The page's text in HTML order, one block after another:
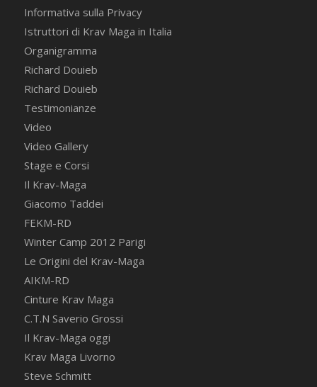
Informativa sulla Privacy
Istruttori di Krav Maga in Italia
Organigramma
Richard Douieb
Richard Douieb
Testimonianze
Video
Video Gallery
Stage e Corsi
Il Krav-Maga
Giacomo Taddei
FEKM-RD
Winter Camp 2012 Parigi
Le Origini del Krav-Maga
AIKM-RD
Cinture Krav Maga
C.T.N Saverio Grossi
Il Krav-Maga oggi
Krav Maga Livorno
Steve Schmitt